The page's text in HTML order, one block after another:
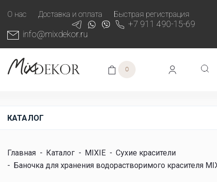
О нас Доставка и оплата Быстрая регистрация
+7 911 490-15-69
info@mixdekor.ru
0
КАТАЛОГ
Главная - Каталог - MIXIE - Сухие красители
- Баночка для хранения водорастворимого красителя